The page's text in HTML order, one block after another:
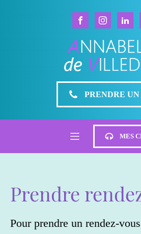
PRENDRE
MES
Prendre
Pour prendre un rendez-